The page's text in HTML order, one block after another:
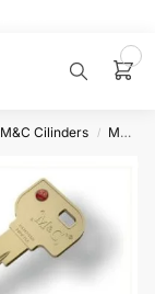
M&C Cilinders / Matrix